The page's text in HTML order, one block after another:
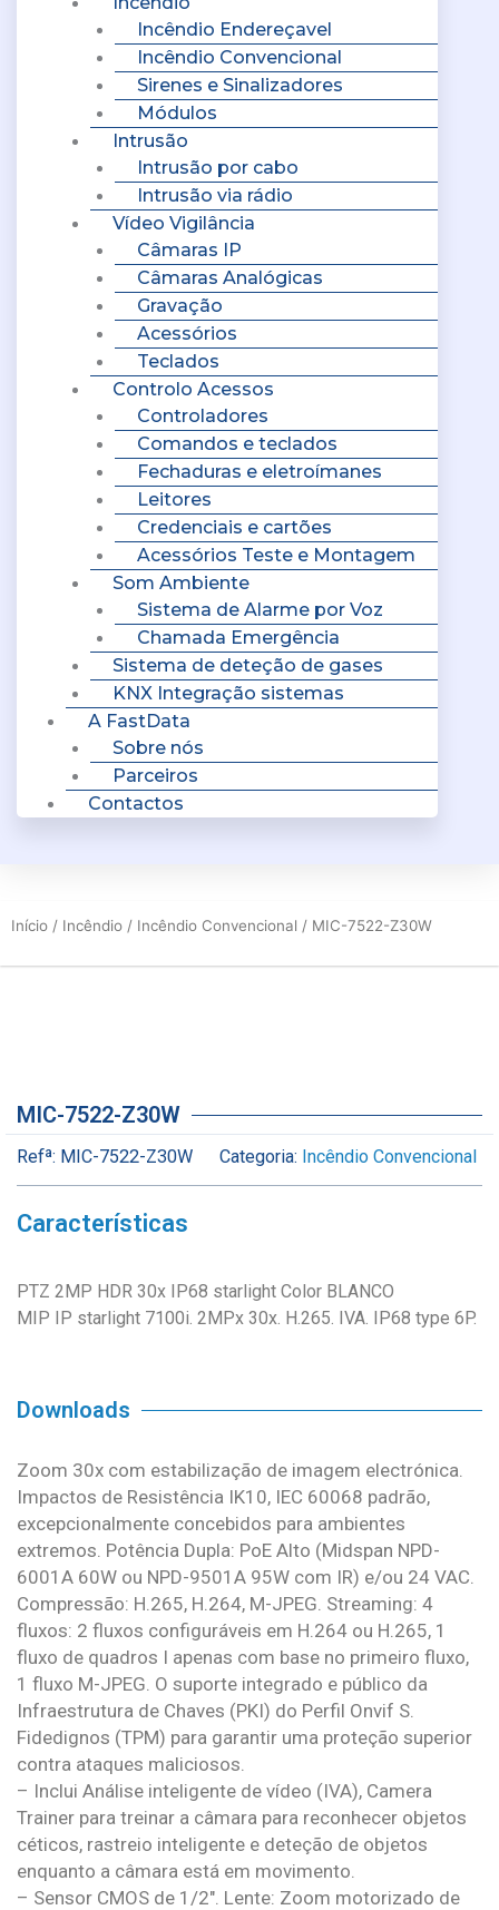
Incêndio Endereçavel
Incêndio Convencional
Sirenes e Sinalizadores
Módulos
Intrusão
Intrusão por cabo
Intrusão via rádio
Vídeo Vigilância
Câmaras IP
Câmaras Analógicas
Gravação
Acessórios
Teclados
Controlo Acessos
Controladores
Comandos e teclados
Fechaduras e eletroímanes
Leitores
Credenciais e cartões
Acessórios Teste e Montagem
Som Ambiente
Sistema de Alarme por Voz
Chamada Emergência
Sistema de deteção de gases
KNX Integração sistemas
A FastData
Sobre nós
Parceiros
Contactos
Início / Incêndio / Incêndio Convencional / MIC-7522-Z30W
MIC-7522-Z30W
Refª: MIC-7522-Z30W Categoria: Incêndio Convencional
Características
PTZ 2MP HDR 30x IP68 starlight Color BLANCO
MIP IP starlight 7100i. 2MPx 30x. H.265. IVA. IP68 type 6P.
Downloads
Zoom 30x com estabilização de imagem electrónica.
Impactos de Resistência IK10, IEC 60068 padrão,
excepcionalmente concebidos para ambientes
extremos. Potência Dupla: PoE Alto (Midspan NPD-
6001A 60W ou NPD-9501A 95W com IR) e/ou 24 VAC.
Compressão: H.265, H.264, M-JPEG. Streaming: 4
fluxos: 2 fluxos configuráveis em H.264 ou H.265, 1
fluxo de quadros I apenas com base no primeiro fluxo,
1 fluxo M-JPEG. O suporte integrado e público da
Infraestrutura de Chaves (PKI) do Perfil Onvif S.
Fidedignos (TPM) para garantir uma proteção superior
contra ataques maliciosos.
– Inclui Análise inteligente de vídeo (IVA), Camera
Trainer para treinar a câmara para reconhecer objetos
céticos, rastreio inteligente e deteção de objetos
enquanto a câmara está em movimento.
– Sensor CMOS de 1/2″. Lente: Zoom motorizado de